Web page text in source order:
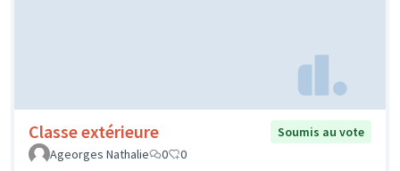
Classe extérieure
Soumis au vote
Ageorges Nathalie
0 0